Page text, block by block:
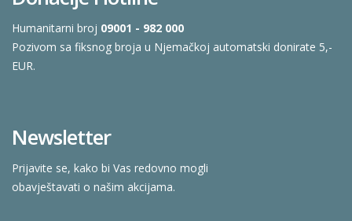
Humanitarni broj 09001 - 982 000
Pozivom sa fiksnog broja u Njemačkoj automatski donirate 5,-
EUR.
Newsletter
Prijavite se, kako bi Vas redovno mogli
obavještavati o našim akcijama.